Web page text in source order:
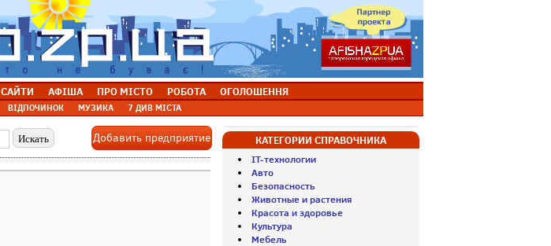
САЙТИ АФІША ПРО МІСТО РОБОТА ОГОЛОШЕННЯ
ВІДПОЧИНОК МУЗИКА 7 ДИВ МІСТА
Добавить предприятие КАТЕГОРИИ СПРАВОЧНИКА
IT-технологии
Авто
Безопасность
Животные и растения
Красота и здоровье
Культура
Мебель